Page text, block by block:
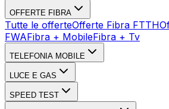
OFFERTE FIBRA
Tutte le offerteOfferte Fibra FTTH
FWAFibra + MobileFibra + Tv
TELEFONIA MOBILE
LUCE E GAS
SPEED TEST